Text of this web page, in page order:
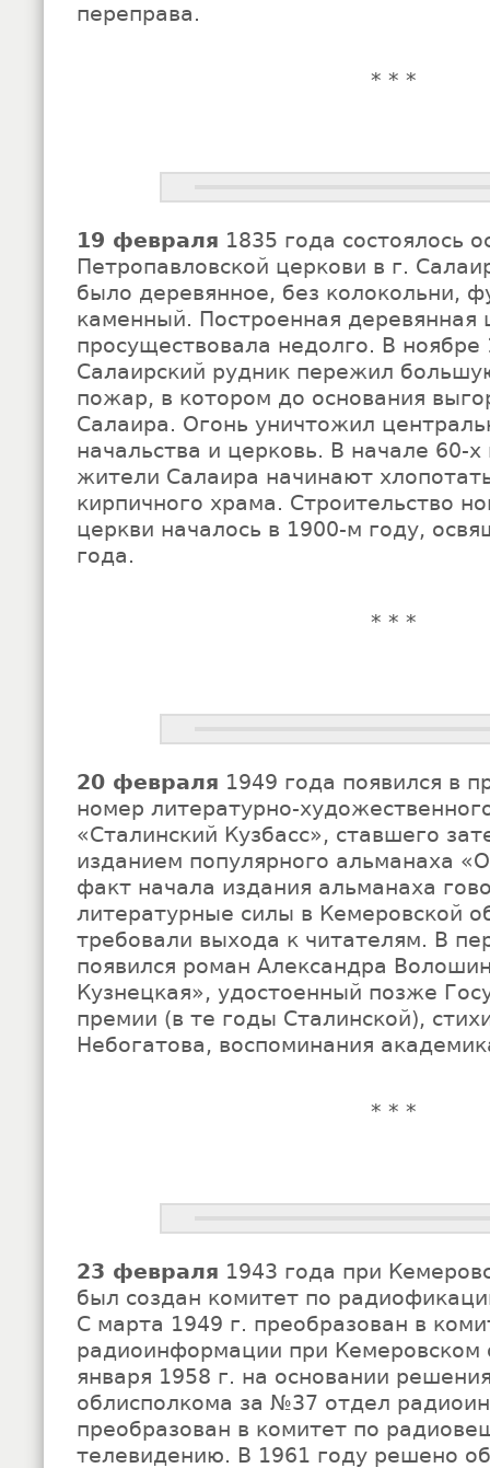
переправа.
* * *
19 февраля 1835 года состоялось
Петропавловской церкови в г.
было деревянное, без колокольни,
каменный. Построенная деревянная
просуществовала недолго. В ноябре
Салаирский рудник пережил
пожар, в котором до основания
Салаира. Огонь уничтожил
начальства и церковь. В начале 60-х
жители Салаира начинают
кирпичного храма. Строительство
церкви началось в 1900-м году,
года.
* * *
20 февраля 1949 года появился в
номер литературно-
«Сталинский Кузбасс», ставшего
изданием популярного альманаха
факт начала издания альманаха
литературные силы в Кемеровской
требовали выхода к читателям. В
появился роман Александра
Кузнецкая», удостоенный позже
премии (в те годы Сталинской),
Небогатова, воспоминания
* * *
23 февраля 1943 года при
был создан комитет по
С марта 1949 г. преобразован в
радиоинформации при Кемеровском
января 1958 г. на основании
облисполкома за №37 отдел
преобразован в комитет по
телевидению. В 1961 году решено